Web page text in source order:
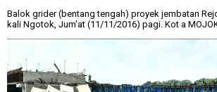
Balok grider (bentang tengah) proyek jembatan
kali Ngotok, Jum'at (11/11/2016) pagi. Kot a